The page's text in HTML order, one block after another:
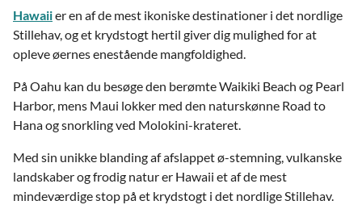
Hawaiier en af de mest ikoniske destinationer i det nordlige
Stillehav, og et krydstogt hertil giver dig mulighed for at
opleve øernes enestående mangfoldighed.
På Oahu kan du besøge den berømte Waikiki Beach og Pearl
Harbor, mens Maui lokker med den naturskønne Road to
Hana og snorkling ved Molokini-krateret.
Med sin unikke blanding af afslappet ø-stemning, vulkanske
landskaber og frodig natur er Hawaii et af de mest
mindeværdige stop på et krydstogt i det nordlige Stillehav.